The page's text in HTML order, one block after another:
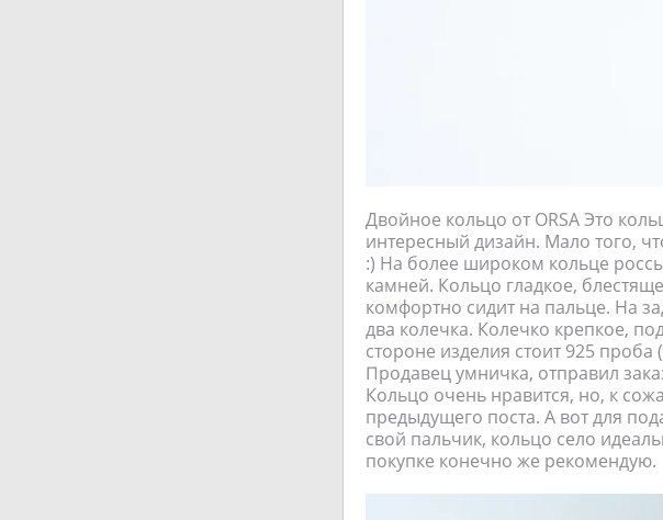
Двойное кольцо от ORSA Это
интересный дизайн. Мало того,
:) На более широком кольце
камней. Кольцо гладкое,
комфортно сидит на пальце. На
два колечка. Колечко крепкое,
стороне изделия стоит 925
Продавец умничка, отправил
Кольцо очень нравится, но, к
предыдущего поста. А вот для
свой пальчик, кольцо село
покупке конечно же рекомендую.